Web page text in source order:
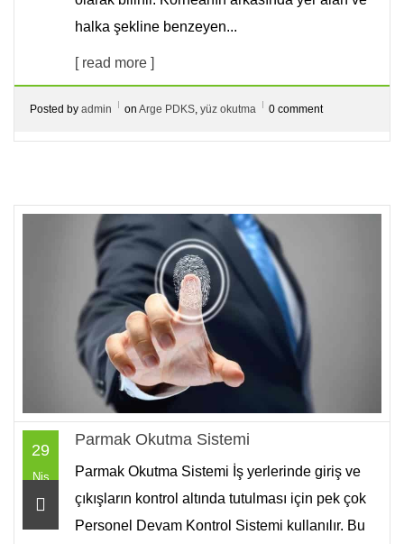
halka şekline benzeyen...
[ read more ]
Posted by admin on Arge PDKS, yüz okutma 0 comment
29
Nis
Parmak Okutma Sistemi
Parmak Okutma Sistemi İş yerlerinde giriş ve
çıkışların kontrol altında tutulması için pek çok
Personel Devam Kontrol Sistemi kullanılır. Bu